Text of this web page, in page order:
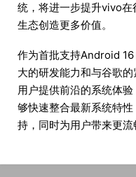
统，将进一步提升vivo
生态创造更多价值。
作为首批支持Android
大的研发能力和与谷歌
用户提供前沿的系统体
够快速整合最新系统特
持，同时为用户带来更流